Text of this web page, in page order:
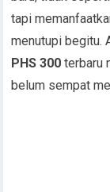
tapi
menutupi begitu.
PHS 300 terbaru
belum sempat